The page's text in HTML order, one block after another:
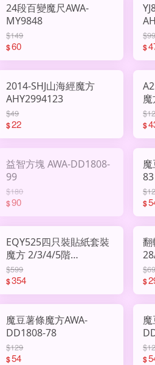
24段百變魔尺AWA-
MY9848
$149
$60 $
2014-SHJ山海經魔方
AHY2994123
$49
$22
魔
$
益智方塊 AWA-DD1808-
99
$180
$90
魔豆
83
$
EQY525四只裝貼紙套裝
魔方 2/3/4/5階
AHY2755875
$599
$354
翻
$69
$
魔豆薯條魔方AWA-
DD1808-78
$129
$54 $